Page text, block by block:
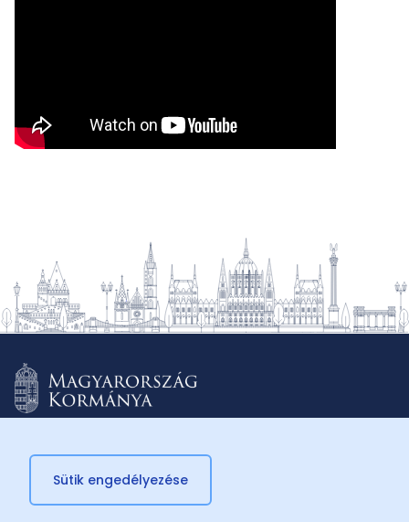
© 2026 Külügyminisztérium
Sütik engedélyezése